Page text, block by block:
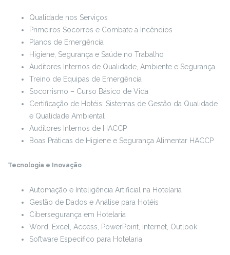
Qualidade nos Serviços
Primeiros Socorros e Combate a Incêndios
Planos de Emergência
Higiene, Segurança e Saúde no Trabalho
Auditores Internos de Qualidade, Ambiente e Segurança
Treino de Equipas de Emergência
Socorrismo – Curso Básico de Vida
Certificação de Hotéis: Sistemas de Gestão da Qualidade
e Qualidade Ambiental
Auditores Internos de HACCP
Boas Práticas de Higiene e Segurança Alimentar HACCP
Tecnologia e Inovação
Automação e Inteligência Artificial na Hotelaria
Gestão de Dados e Análise para Hotéis
Cibersegurança em Hotelaria
Word, Excel, Access, PowerPoint, Internet, Outlook
Software Específico para Hotelaria